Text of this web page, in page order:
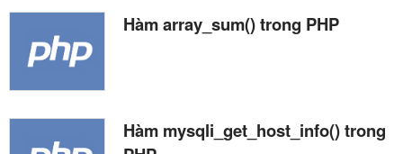
Hàm array_sum() trong PHP
Hàm mysqli_get_host_info() trong